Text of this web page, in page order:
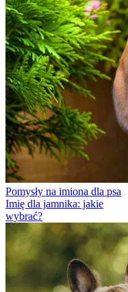
Pomysły na imiona dla psa
Imię dla jamnika: jakie
wybrać?